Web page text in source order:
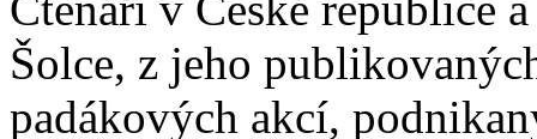
Šolce, z jeho
padákových akcí,